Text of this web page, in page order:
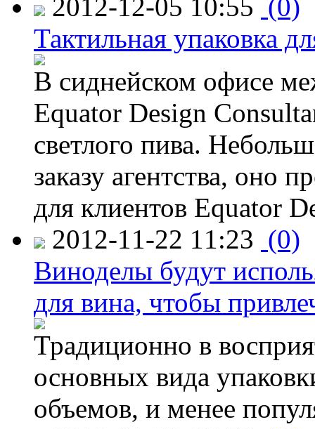
2012-12-05 10:55 (0)
Тактильная упаковка
В сиднейском офисе
Equator Design
светлого пива.
заказу агентства, оно
для клиентов Equator
2012-11-22 11:23 (0)
Виноделы будут
для вина, чтобы
Традиционно в
основных вида
объемов, и менее